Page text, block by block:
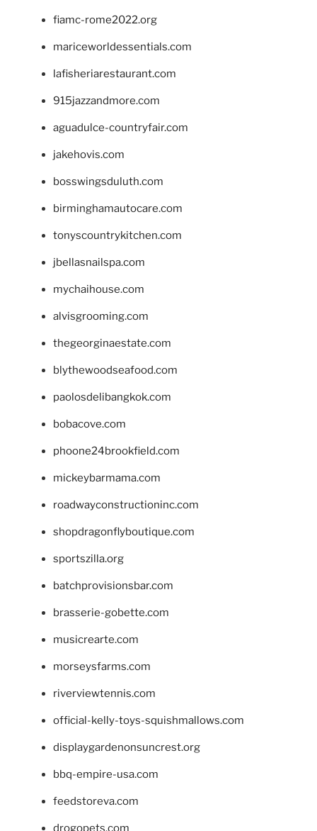
fiamc-rome2022.org
mariceworldessentials.com
lafisheriarestaurant.com
915jazzandmore.com
aguadulce-countryfair.com
jakehovis.com
bosswingsduluth.com
birminghamautocare.com
tonyscountrykitchen.com
jbellasnailspa.com
mychaihouse.com
alvisgrooming.com
thegeorginaestate.com
blythewoodseafood.com
paolosdelibangkok.com
bobacove.com
phoone24brookfield.com
mickeybarmama.com
roadwayconstructioninc.com
shopdragonflyboutique.com
sportszilla.org
batchprovisionsbar.com
brasserie-gobette.com
musicrearte.com
morseysfarms.com
riverviewtennis.com
official-kelly-toys-squishmallows.com
displaygardenonsuncrest.org
bbq-empire-usa.com
feedstoreva.com
drogopets.com